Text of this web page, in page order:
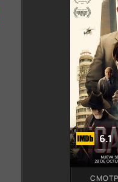
6.1